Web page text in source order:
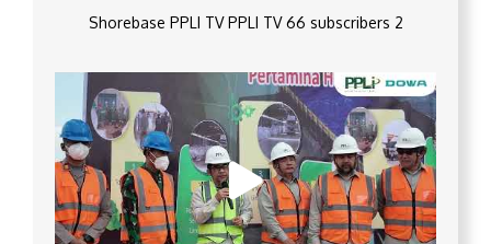
Shorebase PPLI TV PPLI TV 66 subscribers 2